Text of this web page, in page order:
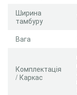
Ширина
тамбуру
Вага
Комплектація
/ Каркас